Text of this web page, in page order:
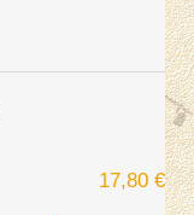
17,80 €